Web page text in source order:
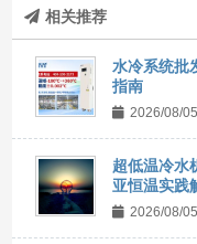
相关推荐
水冷系统批
指南
2026/08/05
超低温冷水
亚恒温实践
2026/08/05